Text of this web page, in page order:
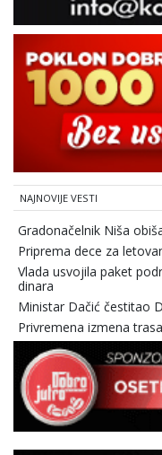
NAJNOVIJE VESTI
Gradonačelnik Niša
Priprema dece za
Vlada usvojila paket
dinara
Ministar Dačić čestitao
Privremena izmena